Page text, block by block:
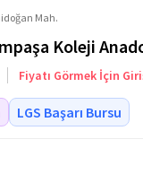
Mah.
Koleji
Fiyatı Görmek İçin
LGS Başarı Bursu